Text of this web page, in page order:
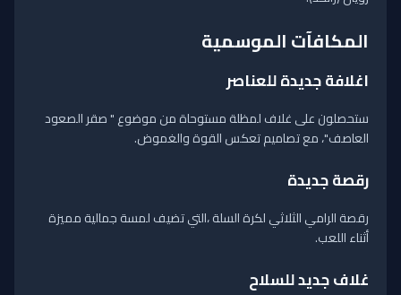
المكافآت الموسمية
اغلافة جديدة للعناصر
ستحصلون على غلاف لمظلة مستوحاة من موضوع " صقر الصعود
العاصف"، مع تصاميم تعكس القوة والغموض.
رقصة جديدة
رقصة الرامي الثلاثي لكرة السلة ،التي تضيف لمسة جمالية مميزة
أثناء اللعب.
غلاف جديد للسلاح